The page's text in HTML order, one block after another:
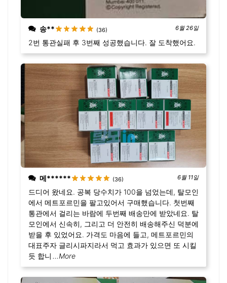
송** (36) 6월 26일
2번 통관실패 후 3번째 성공했습니다. 잘 도착했어요.
메****** (36) 6월 11일
드디어 왔네요. 공복 당수치가 100을 넘었는데, 탈모인
에서 메트포르민을 팔고있어서 구매했습니다. 첫번째
통관에서 걸리는 바람에 두번째 배송만에 받았네요. 탈
모인에서 신속히, 그리고 더 안전히 배송해주신 덕분에
받을 후 있었어요. 가격도 마음에 들고, 메트포르민의
대표주자 글리시파지라서 먹고 효과가 있으면 또 시킬
듯 합니 ...More